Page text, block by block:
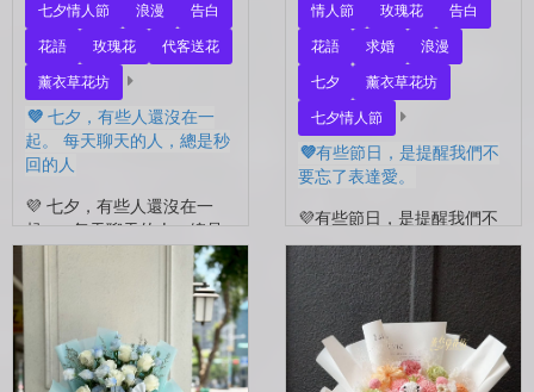
七夕情人節 浪漫
告白
花語
玫瑰花
代客送花
薰衣草花坊
💜 七夕，有些人還沒在一
起。 每天聊天的人，總是秒
回的人
💜 七夕，有些人還沒在一
起。 每天聊天的人，總是
秒回的人， 會記得你愛喝什
麼、喜歡什麼的人。 你們
沒有說過喜歡，卻早已習慣
彼此存在。 七夕快到...
情人節 玫瑰花
告白
花語
求婚
浪漫
七夕
薰衣草花坊
七夕情人節
💜有些節日，是提醒我們不
要忘了表達愛。
💜有些節日，是提醒我們不
要忘了表達愛。 平常的日
子，總是忙著工作、忙著生
活。 那些想說的謝謝、想
說的辛苦了、想說的我愛
你。 常常就這樣，留到了
下...